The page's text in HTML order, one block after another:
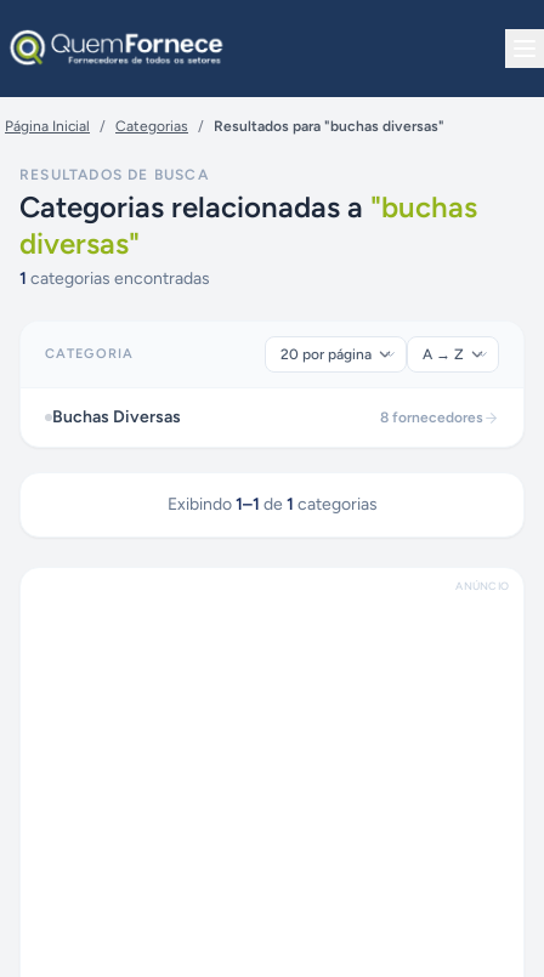
Página Inicial / Categorias / Resultados para "buchas diversas"
RESULTADOS DE BUSCA
Categorias relacionadas a "buchas
diversas"
1 categorias encontradas
CATEGORIA
Buchas Diversas 8 fornecedores
Exibindo 1–1 de 1 categorias
ANÚNCIO